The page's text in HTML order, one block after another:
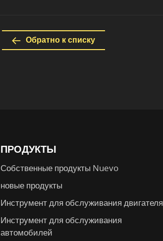
Обратно к списку
ПРОДУКТЫ
Собственные продукты Nuevo
новые продукты
Инструмент для обслуживания двигателя
Инструмент для обслуживания
автомобилей